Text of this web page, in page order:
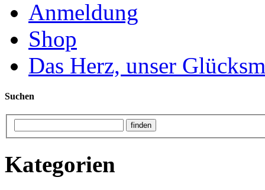
Anmeldung
Shop
Das Herz, unser
Suchen
Kategorien